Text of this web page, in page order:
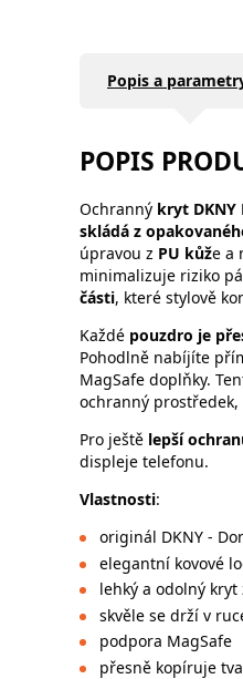
Popis a
POPIS
Ochranný kryt DKNY
skládá z
úpravou z PU kůže a
minimalizuje riziko
části, které stylově
Každé pouzdro je
Pohodlně nabíjíte
MagSafe doplňky.
ochranný
Pro ještě lepší
displeje telefonu.
Vlastnosti:
originál DKNY -
elegantní kovové
lehký a odolný kryt
skvěle se drží v
podpora MagSafe
přesně kopíruje